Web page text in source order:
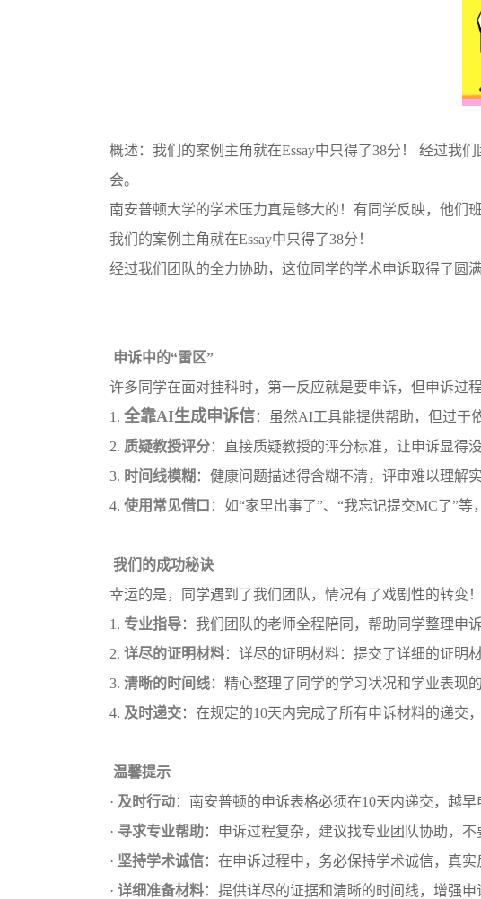
概述：我们的案例主角就在Essay中只得了38分！ 经过我
会。
南安普顿大学的学术压力真是够大的！有同学反映，他们
我们的案例主角就在Essay中只得了38分！
经过我们团队的全力协助，这位同学的学术申诉取得了圆满
申诉中的“雷区”
许多同学在面对挂科时，第一反应就是要申诉，但申诉过
1. 全靠AI生成申诉信：虽然AI工具能提供帮助，但过于
2. 质疑教授评分：直接质疑教授的评分标准，让申诉显得
3. 时间线模糊 ：健康问题描述得含糊不清，评审难以理解实
4. 使用常见借口 ：如“家里出事了”、“我忘记提交MC了”等
我们的成功秘诀
幸运的是，同学遇到了我们团队，情况有了戏剧性的转变
1. 专业指导：我们团队的老师全程陪同，帮助同学整理申
2. 详尽的证明材料：详尽的证明材料：提交了详细的证明
3. 清晰的时间线：精心整理了同学的学习状况和学业表现
4. 及时递交：在规定的10天内完成了所有申诉材料的递交
温馨提示
· 及时行动：南安普顿的申诉表格必须在10天内递交，越早
· 寻求专业帮助：申诉过程复杂，建议找专业团队协助，不
· 坚持学术诚信：在申诉过程中，务必保持学术诚信，真实
· 详细准备材料：提供详尽的证据和清晰的时间线，增强申